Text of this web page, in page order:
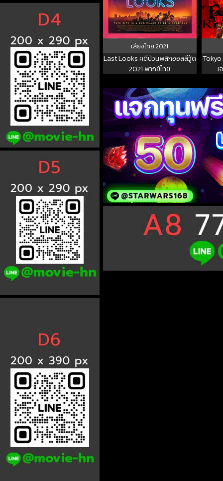
เสียงไทย2021
Last Looks คดีป่วนพลิกฮอลลีวู้ด
2021 พากย์ไทย
Tokyo
เ